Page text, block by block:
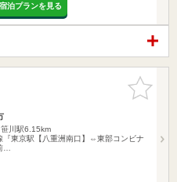
泊プランを見る
お気に入
りに追加
笹川駅6.15km
『東京駅【八重洲南口】⇔東部コンビナ
…